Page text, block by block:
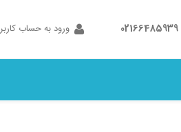
02166485939 ورود به حساب